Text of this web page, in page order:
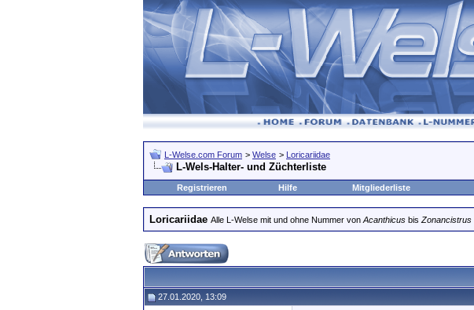
L-Welse.com Forum > Welse > Loricariidae
L-Wels-Halter- und Züchterliste
Registrieren
Hilfe Mitgliederliste
Loricariidae Alle L-Welse mit und ohne Nummer von Acanthicus bis Zonancistrus
27.01.2020, 13:09